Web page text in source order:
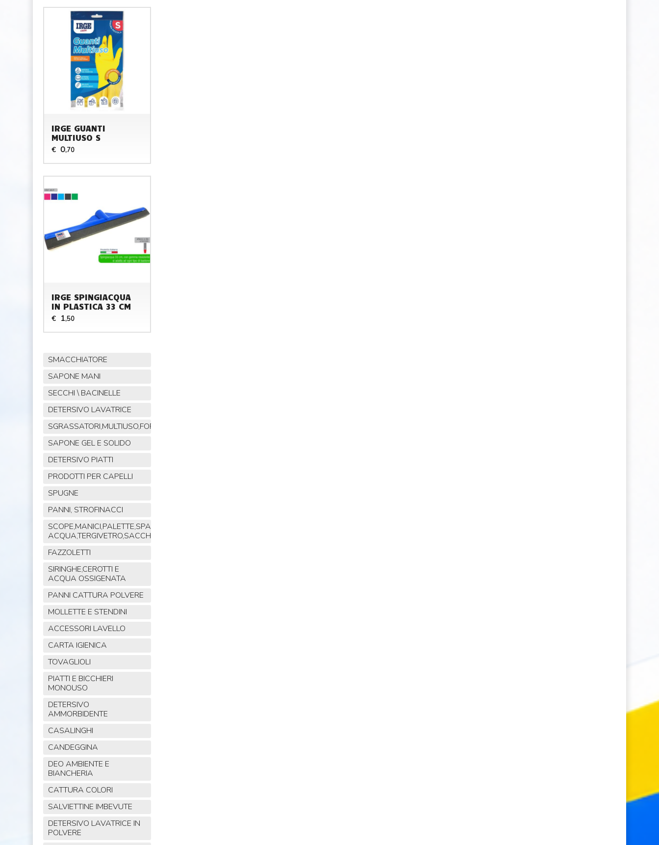
IRGE GUANTI
MULTIUSO S
€ 0,70
IRGE SPINGIACQUA
IN PLASTICA 33 CM
€ 1,50
SMACCHIATORE
SAPONE MANI
SECCHI \ BACINELLE
DETERSIVO LAVATRICE
SGRASSATORI,MULTIUSO,FORNO,POLVERE,VETRI,AMMONIACA
SAPONE GEL E SOLIDO
DETERSIVO PIATTI
PRODOTTI PER CAPELLI
SPUGNE
PANNI, STROFINACCI
SCOPE,MANICI,PALETTE,SPAZZOLE,TIRA
ACQUA,TERGIVETRO,SACCHI,MOP
FAZZOLETTI
SIRINGHE,CEROTTI E
ACQUA OSSIGENATA
PANNI CATTURA POLVERE
MOLLETTE E STENDINI
ACCESSORI LAVELLO
CARTA IGIENICA
TOVAGLIOLI
PIATTI E BICCHIERI
MONOUSO
DETERSIVO
AMMORBIDENTE
CASALINGHI
CANDEGGINA
DEO AMBIENTE E
BIANCHERIA
CATTURA COLORI
SALVIETTINE IMBEVUTE
DETERSIVO LAVATRICE IN
POLVERE